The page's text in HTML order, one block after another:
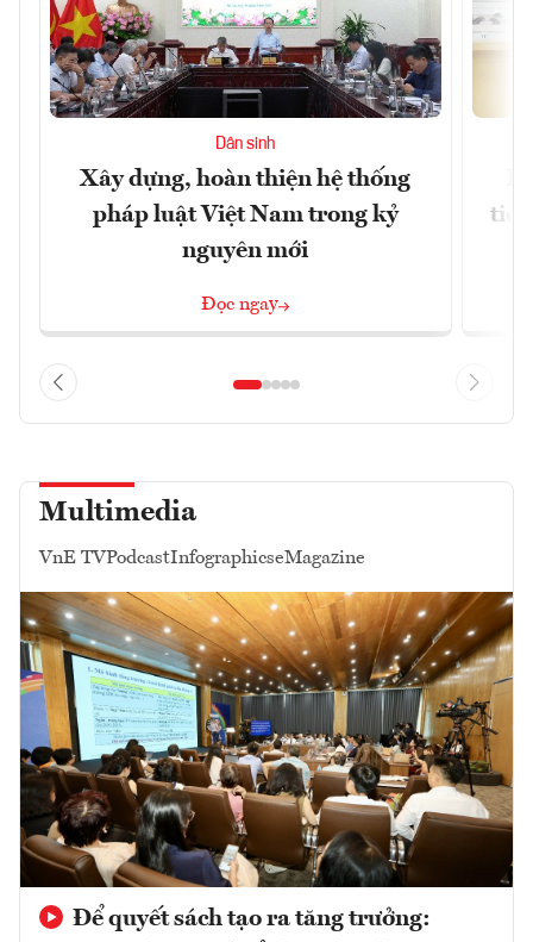
Dân sinh
Xây dựng, hoàn thiện hệ thống
pháp luật Việt Nam trong kỷ
nguyên mới
Đọc ngay
Multimedia
VnE TVPodcastInfographicseMagazine
Để quyết sách tạo ra tăng trưởng: